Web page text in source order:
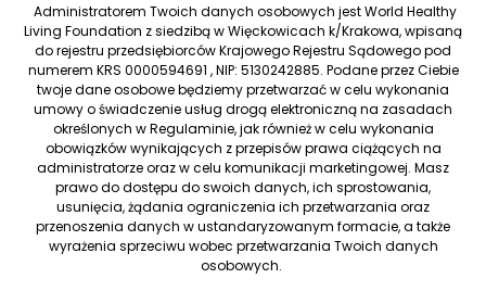
Administratorem Twoich danych osobowych jest World Healthy
Living Foundation z siedzibą w Więckowicach k/Krakowa, wpisaną
do rejestru przedsiębiorców Krajowego Rejestru Sądowego pod
numerem KRS 0000594691 , NIP: 5130242885. Podane przez Ciebie
twoje dane osobowe będziemy przetwarzać w celu wykonania
umowy o świadczenie usług drogą elektroniczną na zasadach
określonych w Regulaminie, jak również w celu wykonania
obowiązków wynikających z przepisów prawa ciążących na
administratorze oraz w celu komunikacji marketingowej. Masz
prawo do dostępu do swoich danych, ich sprostowania,
usunięcia, żądania ograniczenia ich przetwarzania oraz
przenoszenia danych w ustandaryzowanym formacie, a także
wyrażenia sprzeciwu wobec przetwarzania Twoich danych
osobowych.